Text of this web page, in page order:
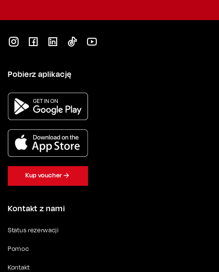
Kontakt z nami
Status rezerwacji
Pomoc
Kontakt
Pobierz aplikację
Kup voucher